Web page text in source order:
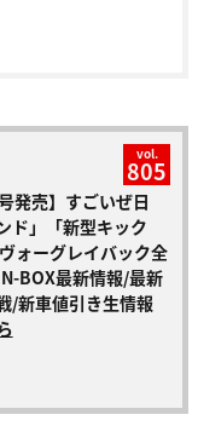
vol.
805
発売】すごいぜ日
ド」「新型キック
ォーグレイバック全
BOX最新情報/最新
/新車値引き生情報